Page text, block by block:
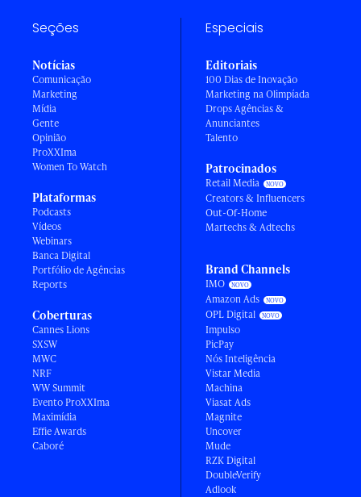
Seções
Notícias
Comunicação
Marketing
Mídia
Gente
Opinião
ProXXIma
Women To Watch
Plataformas
Podcasts
Vídeos
Webinars
Banca Digital
Portfólio de Agências
Reports
Coberturas
Cannes Lions
SXSW
MWC
NRF
WW Summit
Evento ProXXIma
Maximídia
Effie Awards
Caboré
Especiais
Editoriais
100 Dias de Inovação
Marketing na Olimpíada
Drops Agências &
Anunciantes
Talento
Patrocinados
Retail Media
Creators & Influencers
Out-Of-Home
Martechs & Adtechs
Brand Channels
IMO
Amazon Ads
OPL Digital
Impulso
PicPay
Nós Inteligência
Vistar Media
Machina
Viasat Ads
Magnite
Uncover
Mude
RZK Digital
DoubleVerify
Adlook